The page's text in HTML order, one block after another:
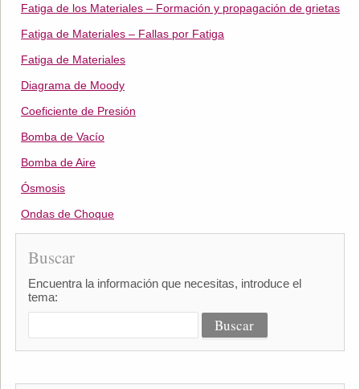
Fatiga de los Materiales – Formación y propagación de grietas
Fatiga de Materiales – Fallas por Fatiga
Fatiga de Materiales
Diagrama de Moody
Coeficiente de Presión
Bomba de Vacío
Bomba de Aire
Ósmosis
Ondas de Choque
Buscar
Encuentra la información que necesitas, introduce el
tema: